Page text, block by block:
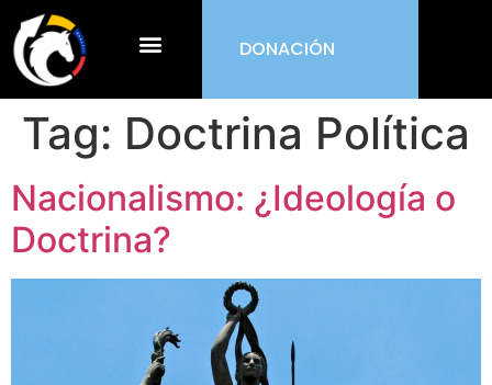
DONACIÓN
Tag: Doctrina Política
Nacionalismo: ¿Ideología o
Doctrina?